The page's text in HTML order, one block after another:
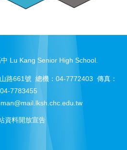
Lu Kang Senior High School.
路661號 總機：04-7772403 傳真：
04-7783455
資料開放宣告